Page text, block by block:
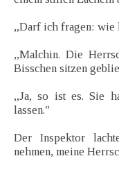
„Darf ich fragen: wie
„Malchin. Die
Bisschen sitzen
„Ja, so ist es. Sie
lassen."
Der Inspektor
nehmen, meine